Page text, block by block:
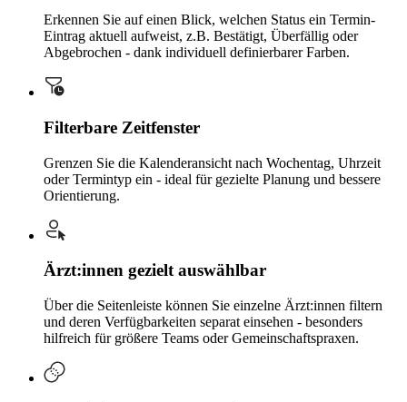
Erkennen Sie auf einen Blick, welchen Status ein Termin-
Eintrag aktuell aufweist, z.B. Bestätigt, Überfällig oder
Abgebrochen - dank individuell definierbarer Farben.
Filterbare Zeitfenster
Grenzen Sie die Kalenderansicht nach Wochentag, Uhrzeit
oder Termintyp ein - ideal für gezielte Planung und bessere
Orientierung.
Ärzt:innen gezielt auswählbar
Über die Seitenleiste können Sie einzelne Ärzt:innen filtern
und deren Verfügbarkeiten separat einsehen - besonders
hilfreich für größere Teams oder Gemeinschaftspraxen.